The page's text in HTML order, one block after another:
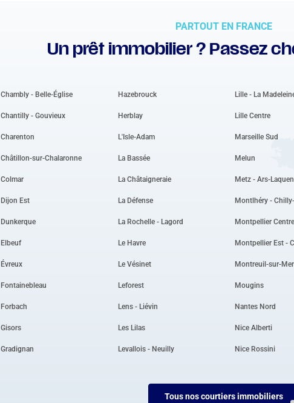
PARTOUT EN FRANCE
Un prêt immobilier ? Passez
Chambly - Belle-Église
Chantilly - Gouvieux
Charenton
Châtillon-sur-Chalaronne
Colmar
Dijon Est
Dunkerque
Elbeuf
Évreux
Fontainebleau
Forbach
Gisors
Gradignan
Hazebrouck
Herblay
L'Isle-Adam
La Bassée
La Châtaigneraie
La Défense
La Rochelle - Lagord
Le Havre
Le Vésinet
Leforest
Lens - Liévin
Les Lilas
Levallois - Neuilly
Lille - La
Lille Centre
Marseille Sud
Melun
Metz - Ars-
Montlhéry -
Montpellier Centre
Montpellier Est -
Montreuil-sur-Mer
Mougins
Nantes Nord
Nice Alberti
Nice Rossini
Tous nos courtiers immobiliers